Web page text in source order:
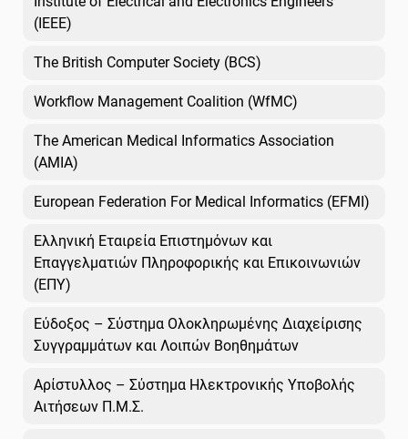
(IEEE)
The British Computer Society (BCS)
Workflow Management Coalition (WfMC)
The American Medical Informatics Association
(AMIA)
European Federation For Medical Informatics (EFMI)
Ελληνική Εταιρεία Επιστημόνων και
Επαγγελματιών Πληροφορικής και Επικοινωνιών
(ΕΠΥ)
Εύδοξος – Σύστημα Ολοκληρωμένης Διαχείρισης
Συγγραμμάτων και Λοιπών Βοηθημάτων
Αρίστυλλος – Σύστημα Ηλεκτρονικής Υποβολής
Αιτήσεων Π.Μ.Σ.